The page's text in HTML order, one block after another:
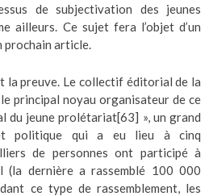
de subjectivation des jeunes
ailleurs. Ce sujet fera l’objet d’un
prochain article.
la preuve. Le collectif éditorial de la
principal noyau organisateur de ce
du jeune prolétariat[63] », un grand
et politique qui a eu lieu à cinq
de personnes ont participé à
(la dernière a rassemblé 100 000
ce type de rassemblement, les